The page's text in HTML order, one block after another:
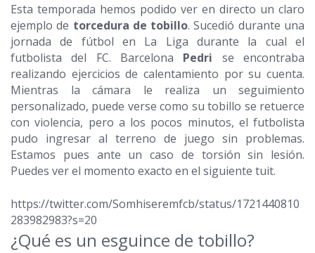
Esta temporada hemos podido ver en directo un claro
ejemplo de torcedura de tobillo. Sucedió durante una
jornada de fútbol en La Liga durante la cual el
futbolista del FC. Barcelona Pedri se encontraba
realizando ejercicios de calentamiento por su cuenta.
Mientras la cámara le realiza un seguimiento
personalizado, puede verse como su tobillo se retuerce
con violencia, pero a los pocos minutos, el futbolista
pudo ingresar al terreno de juego sin problemas.
Estamos pues ante un caso de torsión sin lesión.
Puedes ver el momento exacto en el siguiente tuit.
https://twitter.com/Somhiseremfcb/status/1721440810
283982983?s=20
¿Qué es un esguince de tobillo?